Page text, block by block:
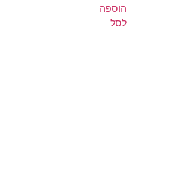
הוספה
לסל